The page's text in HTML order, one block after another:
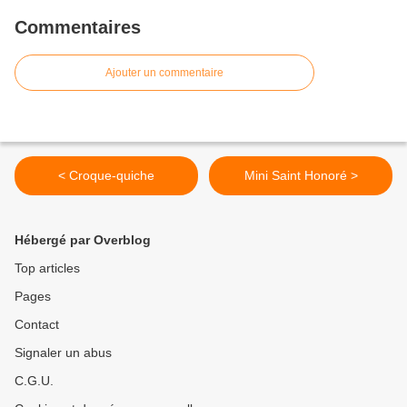
Commentaires
Ajouter un commentaire
< Croque-quiche Mini Saint Honoré >
Hébergé par Overblog
Top articles
Pages
Contact
Signaler un abus
C.G.U.